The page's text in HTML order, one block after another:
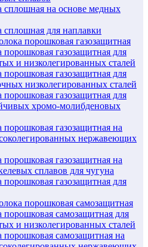
сплошная на основе медных
сплошная для наплавки
порошковая газозащитная
газозащитная для
и низколегированных сталей
газозащитная для
низколегированных сталей
газозащитная для
хромо-молибденовых
газозащитная на
нержавеющих
газозащитная на
сплавов для чугуна
газозащитная для
порошковая самозащитная
порошковая самозащитная для
и низколегированных сталей
порошковая самозащитная на